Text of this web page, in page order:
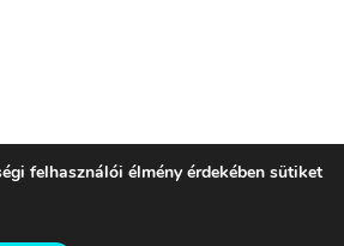
KiberHigiénia Egyesület, 2024-
felhasználói élmény érdekében sütiket